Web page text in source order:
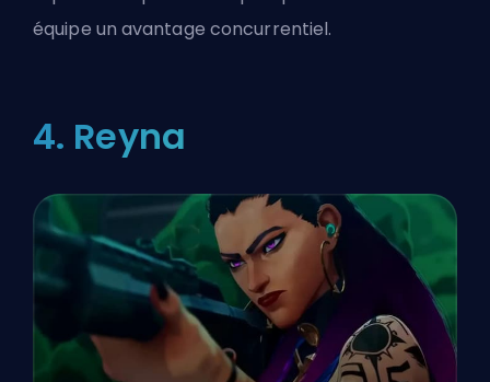
équipe un avantage concurrentiel.
4. Reyna